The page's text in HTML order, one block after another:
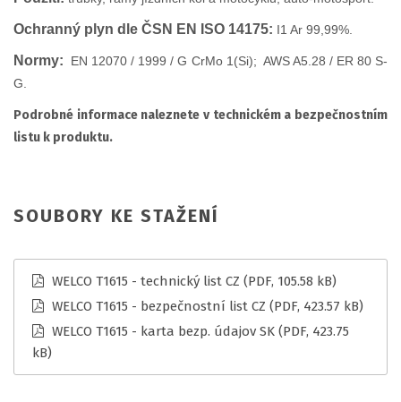
Ochranný plyn dle ČSN EN ISO 14175: I1 Ar 99,99%.
Normy: EN 12070 / 1999 / G CrMo 1(Si); AWS A5.28 / ER 80 S-
G.
Podrobné informace naleznete v technickém a bezpečnostním
listu k produktu.
SOUBORY KE STAŽENÍ
WELCO T1615 - technický list CZ (PDF, 105.58 kB)
WELCO T1615 - bezpečnostní list CZ (PDF, 423.57 kB)
WELCO T1615 - karta bezp. údajov SK (PDF, 423.75
kB)